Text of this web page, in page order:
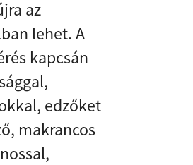
az
lehet. A
kapcsán
edzőket
makrancos